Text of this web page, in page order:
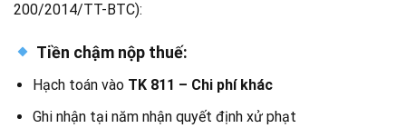
200/2014/TT-BTC):
Tiền chậm nộp thuế:
Hạch toán vào TK 811 – Chi phí khác
Ghi nhận tại năm nhận quyết định xử phạt